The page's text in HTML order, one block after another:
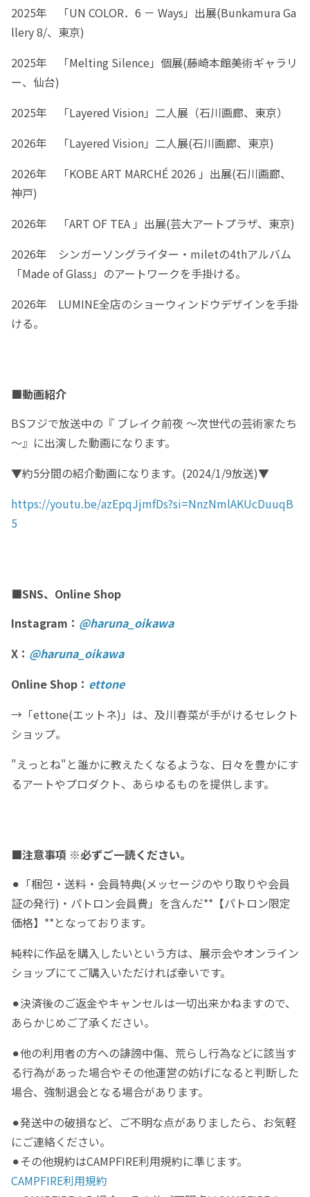
2025年 「UN COLOR．6 － Ways」出展(Bunkamura Ga
llery 8/、東京)
2025年 「Melting Silence」個展(藤崎本館美術ギャラリ
ー、仙台)
2025年 「Layered Vision」二人展（石川画廊、東京）
2026年 「Layered Vision」二人展(石川画廊、東京)
2026年 「KOBE ART MARCHÉ 2026 」出展(石川画廊、
神戸)
2026年 「ART OF TEA 」出展(芸大アートプラザ、東京)
2026年 シンガーソングライター・miletの4thアルバム
「Made of Glass」のアートワークを手掛ける。
2026年 LUMINE全店のショーウィンドウデザインを手掛
ける。
■動画紹介
BSフジで放送中の『 ブレイク前夜 ～次世代の芸術家たち
～』に出演した動画になります。
▼約5分間の紹介動画になります。(2024/1/9放送)▼
https://youtu.be/azEpqJjmfDs?si=NnzNmlAKUcDuuqB
5
■SNS、Online Shop
Instagram： @haruna_oikawa
X： @haruna_oikawa
Online Shop： ettone
→「ettone(エットネ)」は、及川春菜が手がけるセレクト
ショップ。
"えっとね"と誰かに教えたくなるような、日々を豊かにす
るアートやプロダクト、あらゆるものを提供します。
■注意事項 ※必ずご一読ください。
⚫︎「梱包・送料・会員特典(メッセージのやり取りや会員
証の発行)・パトロン会員費」を含んだ**【パトロン限定
価格】**となっております。
純粋に作品を購入したいという方は、展示会やオンライン
ショップにてご購入いただければ幸いです。
⚫︎決済後のご返金やキャンセルは一切出来かねますので、
あらかじめご了承ください。
⚫︎他の利用者の方への誹謗中傷、荒らし行為などに該当す
る行為があった場合やその他運営の妨げになると判断した
場合、強制退会となる場合があります。
⚫︎発送中の破損など、ご不明な点がありましたら、お気軽
にご連絡ください。
⚫︎その他規約はCAMPFIRE利用規約に準じます。
CAMPFIRE利用規約